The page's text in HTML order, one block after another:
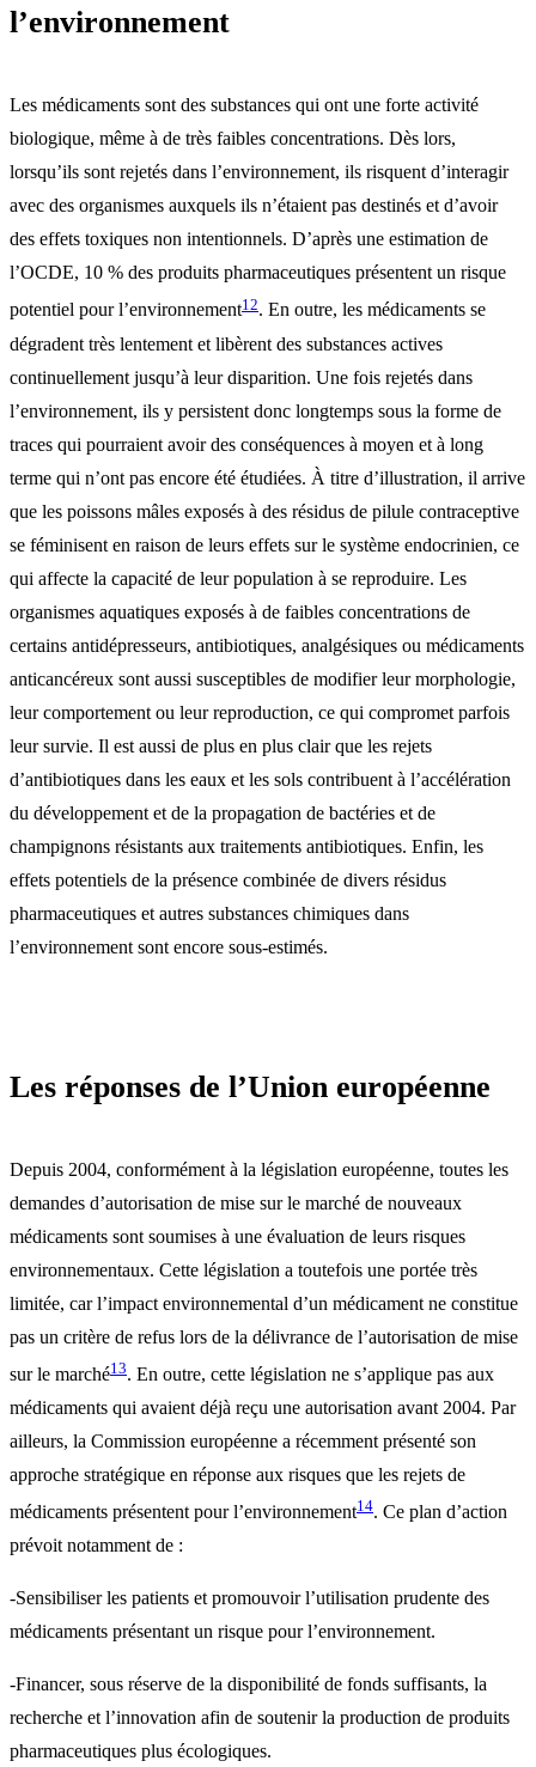
l’environnement
Les médicaments sont des substances qui ont une forte activité
biologique, même à de très faibles concentrations. Dès lors,
lorsqu’ils sont rejetés dans l’environnement, ils risquent d’interagir
avec des organismes auxquels ils n’étaient pas destinés et d’avoir
des effets toxiques non intentionnels. D’après une estimation de
l’OCDE, 10 % des produits pharmaceutiques présentent un risque
potentiel pour l’environnement12. En outre, les médicaments se
dégradent très lentement et libèrent des substances actives
continuellement jusqu’à leur disparition. Une fois rejetés dans
l’environnement, ils y persistent donc longtemps sous la forme de
traces qui pourraient avoir des conséquences à moyen et à long
terme qui n’ont pas encore été étudiées. À titre d’illustration, il arrive
que les poissons mâles exposés à des résidus de pilule contraceptive
se féminisent en raison de leurs effets sur le système endocrinien, ce
qui affecte la capacité de leur population à se reproduire. Les
organismes aquatiques exposés à de faibles concentrations de
certains antidépresseurs, antibiotiques, analgésiques ou médicaments
anticancéreux sont aussi susceptibles de modifier leur morphologie,
leur comportement ou leur reproduction, ce qui compromet parfois
leur survie. Il est aussi de plus en plus clair que les rejets
d’antibiotiques dans les eaux et les sols contribuent à l’accélération
du développement et de la propagation de bactéries et de
champignons résistants aux traitements antibiotiques. Enfin, les
effets potentiels de la présence combinée de divers résidus
pharmaceutiques et autres substances chimiques dans
l’environnement sont encore sous-estimés.
Les réponses de l’Union européenne
Depuis 2004, conformément à la législation européenne, toutes les
demandes d’autorisation de mise sur le marché de nouveaux
médicaments sont soumises à une évaluation de leurs risques
environnementaux. Cette législation a toutefois une portée très
limitée, car l’impact environnemental d’un médicament ne constitue
pas un critère de refus lors de la délivrance de l’autorisation de mise
sur le marché13. En outre, cette législation ne s’applique pas aux
médicaments qui avaient déjà reçu une autorisation avant 2004. Par
ailleurs, la Commission européenne a récemment présenté son
approche stratégique en réponse aux risques que les rejets de
médicaments présentent pour l’environnement14. Ce plan d’action
prévoit notamment de :
-Sensibiliser les patients et promouvoir l’utilisation prudente des
médicaments présentant un risque pour l’environnement.
-Financer, sous réserve de la disponibilité de fonds suffisants, la
recherche et l’innovation afin de soutenir la production de produits
pharmaceutiques plus écologiques.